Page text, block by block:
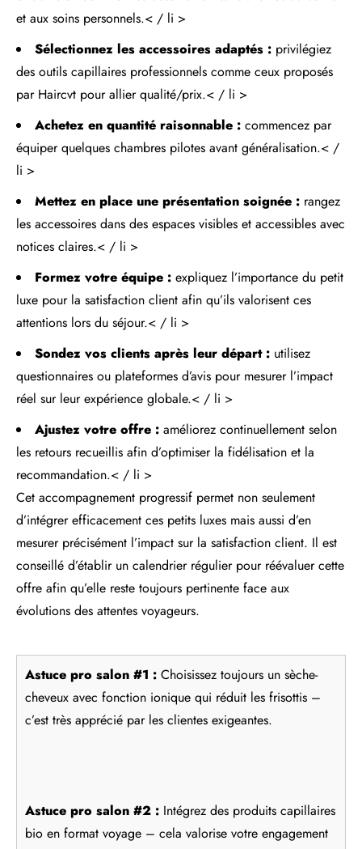
et aux soins personnels.< / li >
Sélectionnez les accessoires adaptés : privilégiez
des outils capillaires professionnels comme ceux proposés
par Haircvt pour allier qualité/prix.< / li >
Achetez en quantité raisonnable : commencez par
équiper quelques chambres pilotes avant généralisation.< /
li >
Mettez en place une présentation soignée : rangez
les accessoires dans des espaces visibles et accessibles avec
notices claires.< / li >
Formez votre équipe : expliquez l’importance du petit
luxe pour la satisfaction client afin qu’ils valorisent ces
attentions lors du séjour.< / li >
Sondez vos clients après leur départ : utilisez
questionnaires ou plateformes d’avis pour mesurer l’impact
réel sur leur expérience globale.< / li >
Ajustez votre offre : améliorez continuellement selon
les retours recueillis afin d’optimiser la fidélisation et la
recommandation.< / li >
Cet accompagnement progressif permet non seulement
d’intégrer efficacement ces petits luxes mais aussi d’en
mesurer précisément l’impact sur la satisfaction client. Il est
conseillé d’établir un calendrier régulier pour réévaluer cette
offre afin qu’elle reste toujours pertinente face aux
évolutions des attentes voyageurs.
Astuce pro salon #1 : Choisissez toujours un sèche-
cheveux avec fonction ionique qui réduit les frisottis –
c’est très apprécié par les clientes exigeantes.
Astuce pro salon #2 : Intégrez des produits capillaires
bio en format voyage – cela valorise votre engagement